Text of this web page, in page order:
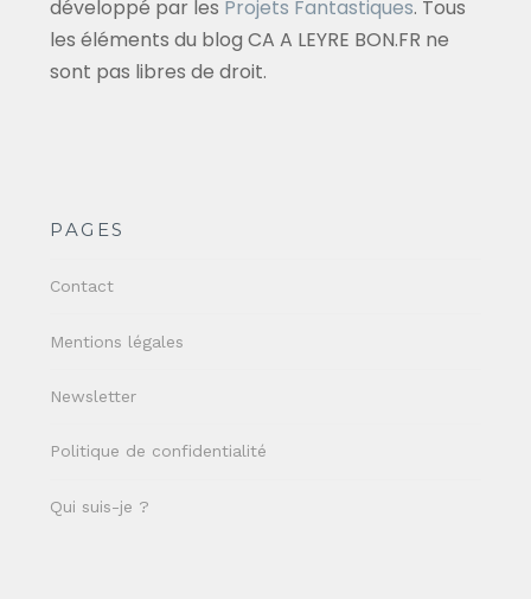
développé par les Projets Fantastiques. Tous
les éléments du blog CA A LEYRE BON.FR ne
sont pas libres de droit.
PAGES
Contact
Mentions légales
Newsletter
Politique de confidentialité
Qui suis-je ?